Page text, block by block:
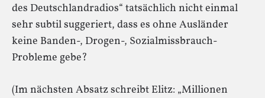
des Deutschlandradios“ tatsächlich nicht einmal
sehr subtil suggeriert, dass es ohne Ausländer
keine Banden-, Drogen-, Sozialmissbrauch-
Probleme gebe?
(Im nächsten Absatz schreibt Elitz: „Millionen